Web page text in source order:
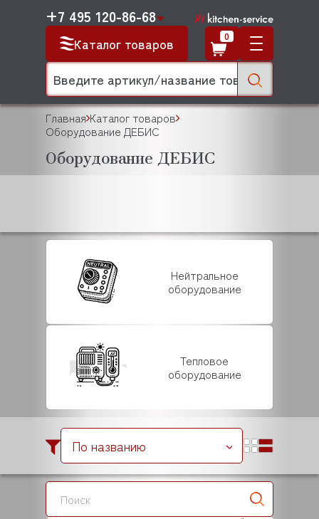
Каталог товаров
+7 495 120-86-68
0
Главная Каталог товаров
Оборудование ДЕБИС
Оборудование ДЕБИС
Нейтральное
оборудование
Тепловое
оборудование
По названию